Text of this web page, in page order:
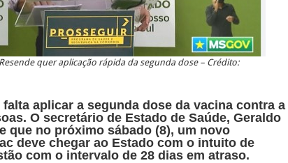
quer aplicação rápida da segunda dose – Crédito:
aplicar a segunda dose da vacina contra a
O secretário de Estado de Saúde, Geraldo
que no próximo sábado (8), um novo
deve chegar ao Estado com o intuito de
com o intervalo de 28 dias em atraso.